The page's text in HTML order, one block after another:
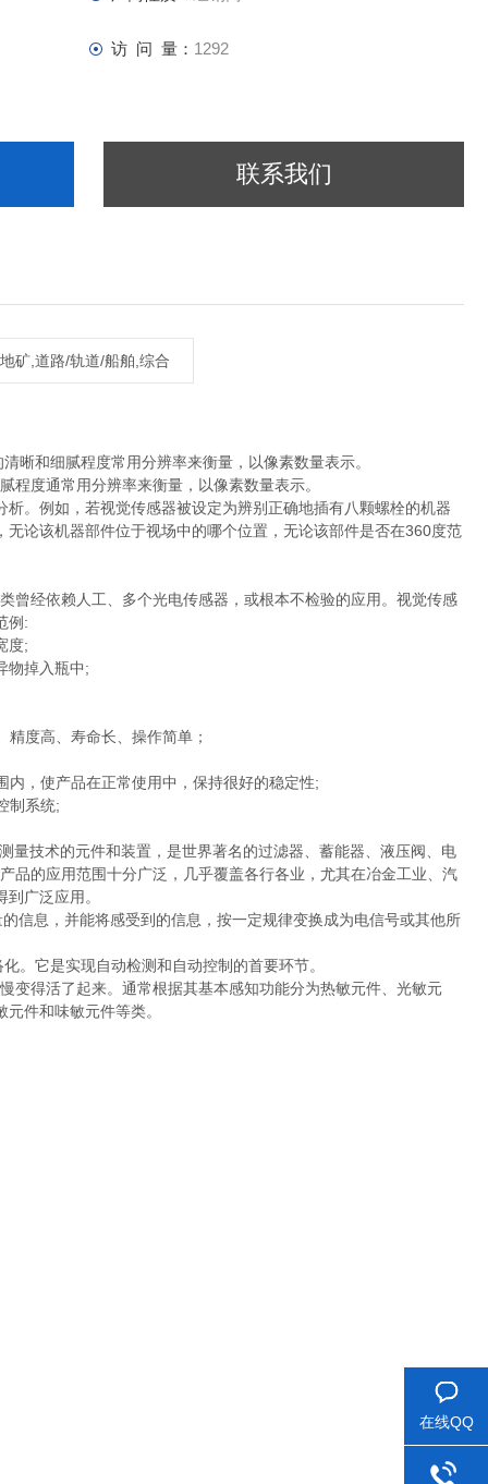
访 问 量： 1292
联系我们
矿,道路/轨道/船舶,综合
和细腻程度常用分辨率来衡量，以像素数量表示。
度通常用分辨率来衡量，以像素数量表示。
。例如，若视觉传感器被设定为辨别正确地插有八颗螺栓的机器
论该机器部件位于视场中的哪个位置，无论该部件是否在360度范
经依赖人工、多个光电传感器，或根本不检验的应用。视觉传感
例:
度;
物掉入瓶中;
度高、寿命长、操作简单；
，使产品在正常使用中，保持很好的稳定性;
制系统;
技术的元件和装置，是世界著名的过滤器、蓄能器、液压阀、电
品的应用范围十分广泛，几乎覆盖各行各业，尤其在冶金工业、汽
广泛应用。
息，并能将感受到的信息，按一定规律变换成为电信号或其他所
它是实现自动检测和自动控制的首要环节。
得活了起来。通常根据其基本感知功能分为热敏元件、光敏元
件和味敏元件等类。
在线QQ